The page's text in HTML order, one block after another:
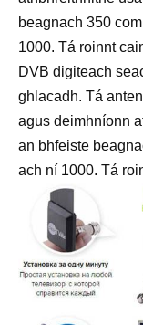
beagnach 350
1000. Tá roinnt
DVB digiteach
ghlacadh. Tá
agus deimhníonn
an bhfeiste
ach ní 1000. Tá